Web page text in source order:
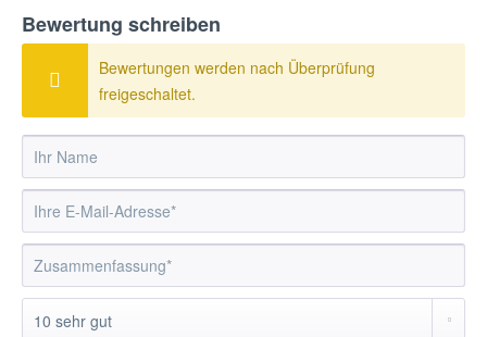
Bewertung schreiben
Bewertungen werden nach Überprüfung
freigeschaltet.